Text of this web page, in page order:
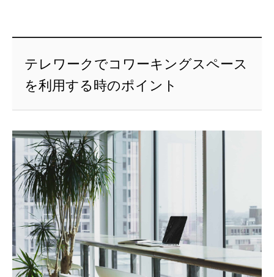
テレワークでコワーキングスペース
を利用する時のポイント